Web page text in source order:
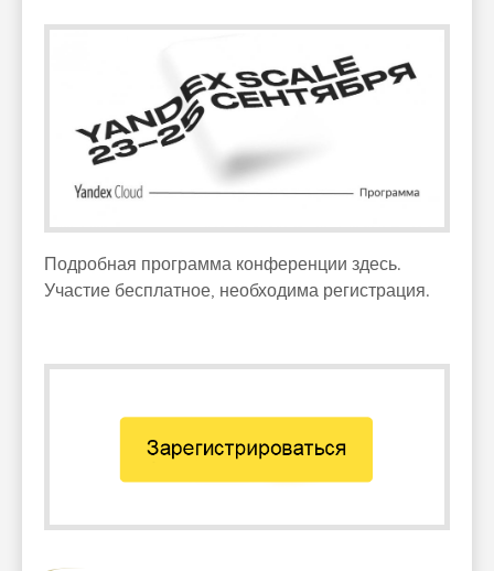
Подробная программа конференции здесь.
Участие бесплатное, необходима регистрация.